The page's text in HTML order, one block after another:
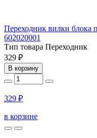
Переходник вилки блока
602020001
Тип товара Переходник
329 ₽
В корзину
329 ₽
в корзине